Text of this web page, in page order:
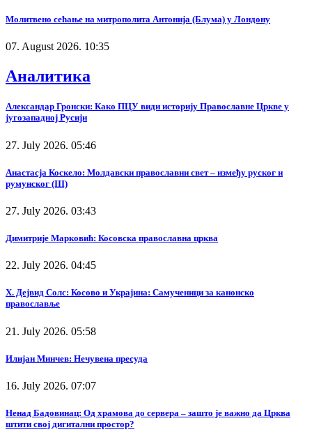
Молитвено сећање на митрополита Антонија (Блума) у Лондону
07. August 2026. 10:35
Аналитика
Александар Гронски: Како ПЦУ види историју Православне Цркве у
југозападној Русији
27. July 2026. 05:46
Анастасја Коскело: Молдавски православни свет – између руског и
румунског (III)
27. July 2026. 03:43
Димитрије Марковић: Косовска православна црква
22. July 2026. 04:45
Х. Дејвид Солс: Косово и Украјина: Самученици за канонско
православље
21. July 2026. 05:58
Илијан Минчев: Нечувена пресуда
16. July 2026. 07:07
Ненад Бадовинац: Од храмова до сервера – зашто је важно да Црква
штити свој дигитални простор?